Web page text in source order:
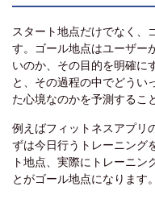
スタート地点だけでなく、
す。ゴール地点はユーザー
いのか、その目的を明確に
と、その過程の中でどうい
た心境なのかを予測するこ
例えばフィットネスアプリ
ずは今日行うトレーニング
ト地点、実際にトレーニン
とがゴール地点になります。